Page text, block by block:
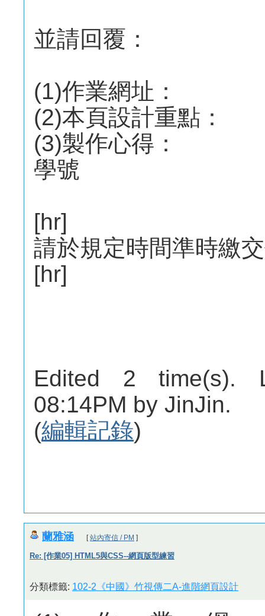
並請回覆：
(1)作業網址：
(2)本頁設計重點：
(3)製作心得：
學號
[hr]
請於規定時間準時繳
[hr]
Edited 2 time(s).
08:14PM by JinJin.
(編輯記錄)
蘭雅涵 [站內寄信 / PM ]
Re: [作業05] HTML5與CSS--網頁版型練習
分類標籤: 102-2《中國》竹視傳二A-進階網頁設計